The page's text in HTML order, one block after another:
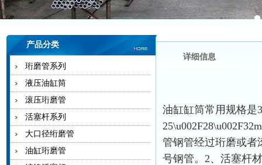
产品分类
珩磨管系列
液压油缸筒
滚压珩磨管
活塞杆系列
大口径绗磨管
油缸珩磨管
详细信息
油缸缸筒常用规格是
管钢管经过珩磨或者
号钢管。2、活塞杆